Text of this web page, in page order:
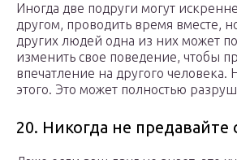
Иногда две подруги могут
другом, проводить время вместе,
других людей одна из них может
изменить свое поведение, чтобы
впечатление на другого человека.
этого. Это может полностью
20. Никогда не предавайте